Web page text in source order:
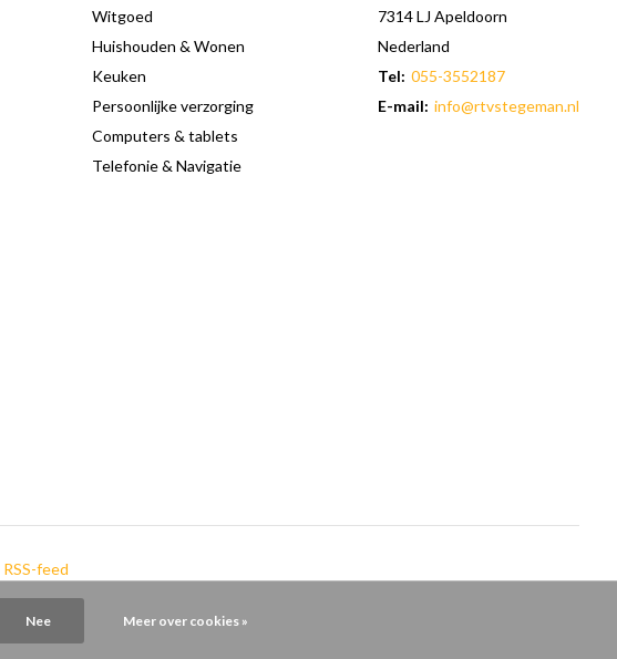
Witgoed
Huishouden & Wonen
Keuken
Persoonlijke verzorging
Computers & tablets
Telefonie & Navigatie
7314 LJ Apeldoorn
Nederland
Tel: 055-3552187
E-mail: info@rtvstegeman.nl
RSS-feed
Nee Meer over cookies »